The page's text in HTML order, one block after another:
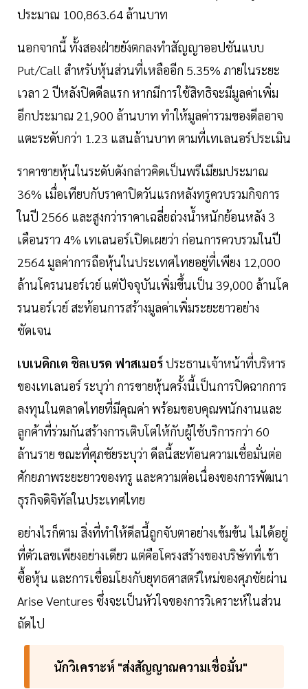
ประมาณ 100,863.64 ล้านบาท
นอกจากนี้ ทั้งสองฝ่ายยังตกลงทำสัญญาออปชันแบบ
Put/Call สำหรับหุ้นส่วนที่เหลืออีก 5.35% ภายในระยะ
เวลา 2 ปีหลังปิดดีลแรก หากมีการใช้สิทธิจะมีมูลค่าเพิ่ม
อีกประมาณ 21,900 ล้านบาท ทำให้มูลค่ารวมของดีลอาจ
แตะระดับกว่า 1.23 แสนล้านบาท ตามที่เทเลนอร์ประเมิน
ราคาขายหุ้นในระดับดังกล่าวคิดเป็นพรีเมียมประมาณ
36% เมื่อเทียบกับราคาปิดวันแรกหลังทรูควบรวมกิจการ
ในปี 2566 และสูงกว่าราคาเฉลี่ยถ่วงน้ำหนักย้อนหลัง 3
เดือนราว 4% เทเลนอร์เปิดเผยว่า ก่อนการควบรวมในปี
2564 มูลค่าการถือหุ้นในประเทศไทยอยู่ที่เพียง 12,000
ล้านโครนนอร์เวย์ แต่ปัจจุบันเพิ่มขึ้นเป็น 39,000 ล้านโค
รนนอร์เวย์ สะท้อนการสร้างมูลค่าเพิ่มระยะยาวอย่าง
ชัดเจน
เบเนดิกเต ชิลเบรด ฟาสเมอร์ประธานเจ้าหน้าที่บริหาร
ของเทเลนอร์ ระบุว่า การขายหุ้นครั้งนี้เป็นการปิดฉากการ
ลงทุนในตลาดไทยที่มีคุณค่า พร้อมขอบคุณพนักงานและ
ลูกค้าที่ร่วมกันสร้างการเติบโตให้กับผู้ใช้บริการกว่า 60
ล้านราย ขณะที่ศุภชัยระบุว่า ดีลนี้สะท้อนความเชื่อมั่นต่อ
ศักยภาพระยะยาวของทรู และความต่อเนื่องของการพัฒนา
ธุรกิจดิจิทัลในประเทศไทย
อย่างไรก็ตาม สิ่งที่ทำให้ดีลนี้ถูกจับตาอย่างเข้มข้น ไม่ได้อยู่
ที่ตัวเลขเพียงอย่างเดียว แต่คือโครงสร้างของบริษัทที่เข้า
ซื้อหุ้น และการเชื่อมโยงกับยุทธศาสตร์ใหม่ของศุภชัยผ่าน
Arise Ventures ซึ่งจะเป็นหัวใจของการวิเคราะห์ในส่วน
ถัดไป
นักวิเคราะห์ "ส่งสัญญาณความเชื่อมั่น"